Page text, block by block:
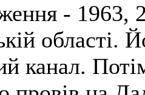
- 1963,
області.
канал.